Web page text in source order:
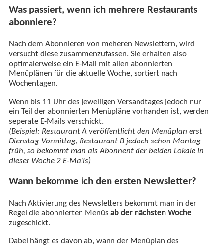
Was passiert, wenn ich mehrere Restaurants
abonniere?
Nach dem Abonnieren von meheren Newslettern, wird
versucht diese zusammenzufassen. Sie erhalten also
optimalerweise ein E-Mail mit allen abonnierten
Menüplänen für die aktuelle Woche, sortiert nach
Wochentagen.
Wenn bis 11 Uhr des jeweiligen Versandtages jedoch nur
ein Teil der abonnierten Menüpläne vorhanden ist, werden
seperate E-Mails verschickt.
(Beispiel: Restaurant A veröffentlicht den Menüplan erst
Dienstag Vormittag, Restaurant B jedoch schon Montag
früh, so bekommt man als Abonnent der beiden Lokale in
dieser Woche 2 E-Mails)
Wann bekomme ich den ersten Newsletter?
Nach Aktivierung des Newsletters bekommt man in der
Regel die abonnierten Menüs ab der nächsten Woche
zugeschickt.
Dabei hängt es davon ab, wann der Menüplan des